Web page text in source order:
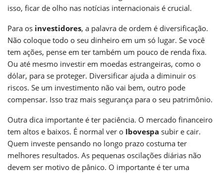
isso, ficar de olho nas notícias internacionais é crucial.
Para os investidores, a palavra de ordem é diversificação.
Não coloque todo o seu dinheiro em um só lugar. Se você
tem ações, pense em ter também um pouco de renda fixa.
Ou até mesmo investir em moedas estrangeiras, como o
dólar, para se proteger. Diversificar ajuda a diminuir os
riscos. Se um investimento não vai bem, outro pode
compensar. Isso traz mais segurança para o seu patrimônio.
Outra dica importante é ter paciência. O mercado financeiro
tem altos e baixos. É normal ver o Ibovespa subir e cair.
Quem investe pensando no longo prazo costuma ter
melhores resultados. As pequenas oscilações diárias não
devem ser motivo de pânico. O importante é ter uma